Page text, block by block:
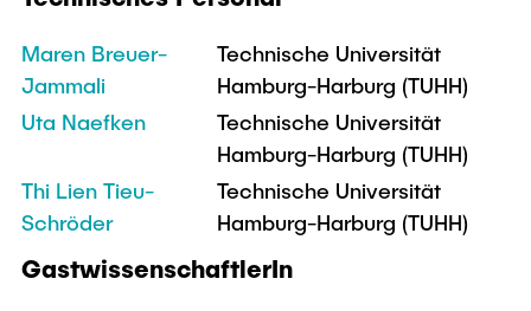
Maren Breuer-
Jammali
Technische Universität
Hamburg-Harburg (TUHH)
Uta Naefken
Technische Universität
Hamburg-Harburg (TUHH)
Thi Lien Tieu-
Schröder
Technische Universität
Hamburg-Harburg (TUHH)
GastwissenschaftlerIn